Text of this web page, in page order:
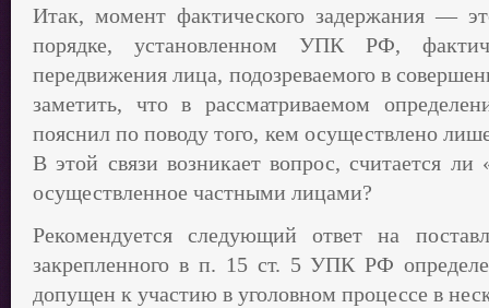
Итак, момент фактического задержания —
порядке, установленном УПК РФ,
передвижения лица, подозреваемого в
заметить, что в рассматриваемом
пояснил по поводу того, кем осуществлено
В этой связи возникает вопрос, считается ли
осуществленное частными лицами?
Рекомендуется следующий ответ на
закрепленного в п. 15 ст. 5 УПК РФ
допущен к участию в уголовном процессе в